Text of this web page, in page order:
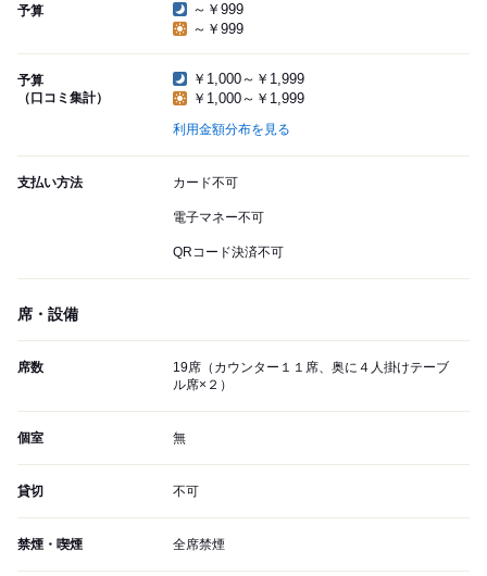
予算
～￥999
～￥999
予算
（口コミ集計）
￥1,000～￥1,999
￥1,000～￥1,999
利用金額分布を見る
支払い方法 カード不可
電子マネー不可
QRコード決済不可
席・設備
席数
19席（カウンター１１席、奥に４人掛けテーブ
ル席×２）
個室 無
貸切 不可
禁煙・喫煙 全席禁煙